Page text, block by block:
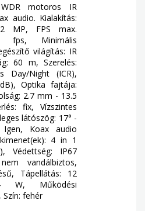
motoros IR
audio. Kialakítás:
2 MP, FPS max.
fps, Minimális
világítás: IR
60 m, Szerelés:
Day/Night (ICR),
Optika fajtája:
2.7 mm - 13.5
fix, Vízszintes
látószög: 17° -
Koax audio
4 in 1
Védettség: IP67
vandálbiztos,
Tápellátás: 12
W, Működési
Szín: fehér